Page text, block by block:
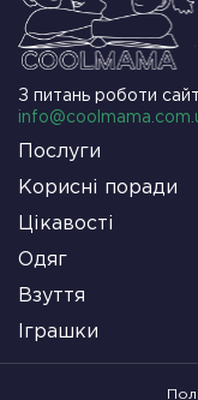
З питань роботи
Послуги
Корисні поради
Цікавості
Одяг
Взуття
Іграшки